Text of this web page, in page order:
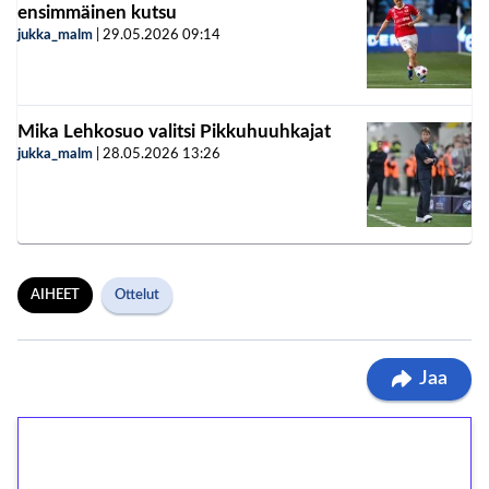
ensimmäinen kutsu
jukka_malm 29.05.2026 09:14
Mika Lehkosuo valitsi Pikkuhuuhkajat
jukka_malm 28.05.2026 13:26
AIHEET Ottelut
Jaa